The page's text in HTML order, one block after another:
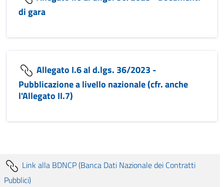
di gara
Allegato I.6 al d.lgs. 36/2023 -
Pubblicazione a livello nazionale (cfr. anche
l'Allegato II.7)
Link alla BDNCP (Banca Dati Nazionale dei Contratti
Pubblici)